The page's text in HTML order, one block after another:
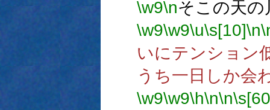
\w9\nそこの天
\w9\w9\u\s[10]\n
いにテンション
うち一日しか会
\w9\w9\h\n\n